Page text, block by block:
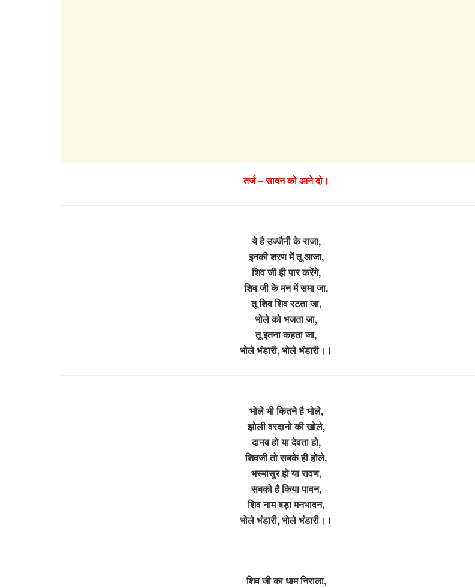
तर्ज – सावन को आने दो।
ये है उज्जैनी के राजा,
इनकी शरण में तू आजा,
शिव जी ही पार करेंगे,
शिव जी के मन में समा जा,
तू शिव शिव रटता जा,
भोले को भजता जा,
तू इतना कहता जा,
भोले भंडारी, भोले भंडारी।।
भोले भी कितने है भोले,
झोली वरदानो की खोले,
दानव हो या देवता हो,
शिवजी तो सबके ही होले,
भस्मासुर हो या रावण,
सबको है किया पावन,
शिव नाम बड़ा मनभावन,
भोले भंडारी, भोले भंडारी।।
शिव जी का धाम निराला,